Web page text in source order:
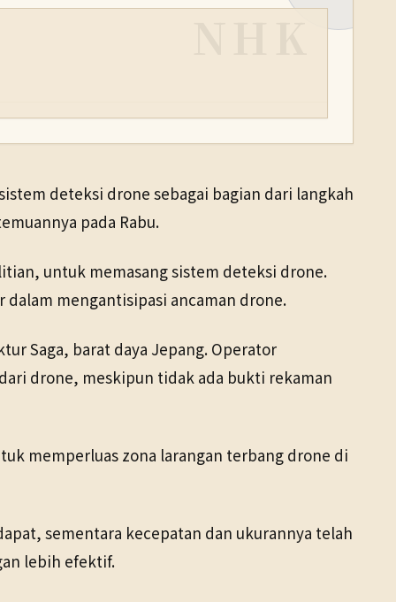
deteksi drone sebagai bagian dari langkah
pada Rabu.
untuk memasang sistem deteksi drone.
mengantisipasi ancaman drone.
Saga, barat daya Jepang. Operator
drone, meskipun tidak ada bukti rekaman
memperluas zona larangan terbang drone di
sementara kecepatan dan ukurannya telah
lebih efektif.